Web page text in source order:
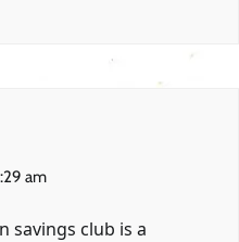
am
savings club is a